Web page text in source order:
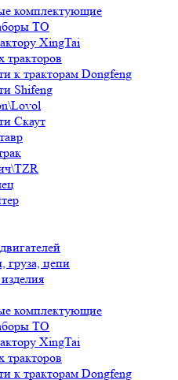
комплектующие
ТО
XingTai
тракторов
к тракторам Dongfeng
Shifeng
Скаут
груза, цепи
комплектующие
ТО
XingTai
тракторов
к тракторам Dongfeng